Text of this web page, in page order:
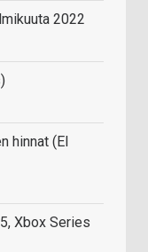
2022
hinnat (EI
Xbox Series